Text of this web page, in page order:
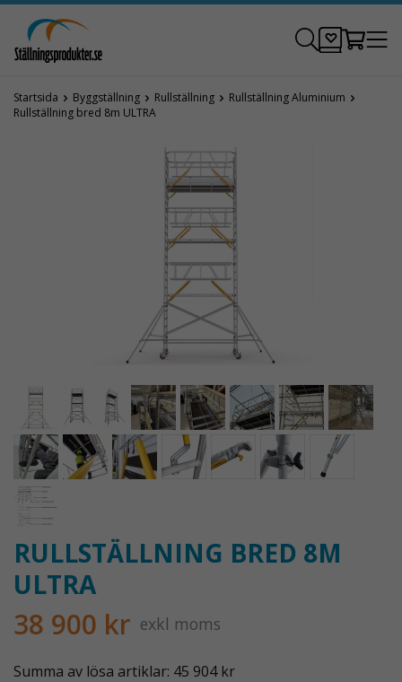
Startsida Byggställning Rullställning
Rullställning Aluminium
Rullställning bred 8m ULTRA
RULLSTÄLLNING BRED 8M
ULTRA
38 900 kr exkl moms
Summa av lösa artiklar: 45 904 kr